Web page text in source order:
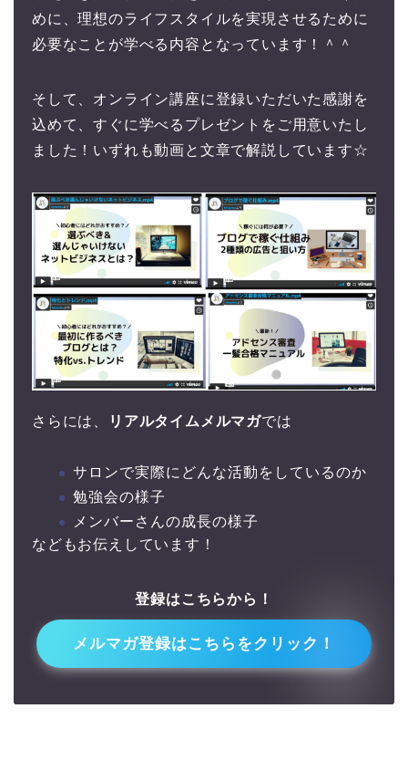
めに、理想のライフスタイルを実現させるために
必要なことが学べる内容となっています！＾＾
そして、オンライン講座に登録いただいた感謝を
込めて、すぐに学べるプレゼントをご用意いたし
ました！いずれも動画と文章で解説しています☆
さらには、 リアルタイムメルマガでは
サロンで実際にどんな活動をしているのか
勉強会の様子
メンバーさんの成長の様子
などもお伝えしています！
登録はこちらから！
↓↓
メルマガ登録はこちらをクリック！